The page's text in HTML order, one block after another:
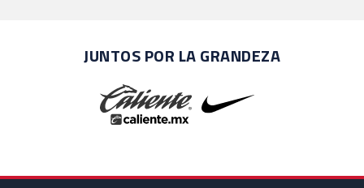
JUNTOS POR LA GRANDEZA